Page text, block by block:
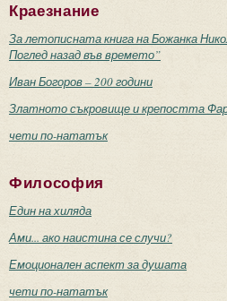
Краезнание
За летописната книга на Божанка
Поглед назад във времето”
Иван Богоров – 200 години
Златното съкровище и крепостта
чети по-нататък
Философия
Един на хиляда
Ами... ако наистина се случи?
Емоционален аспект за душата
чети по-нататък